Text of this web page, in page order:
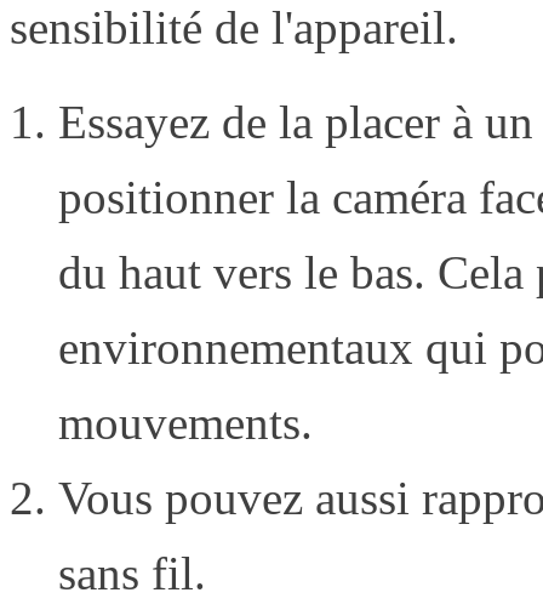
sensibilité de l'appareil.
Essayez de la placer à
positionner la caméra
du haut vers le bas.
environnementaux qui
mouvements.
Vous pouvez aussi
sans fil.